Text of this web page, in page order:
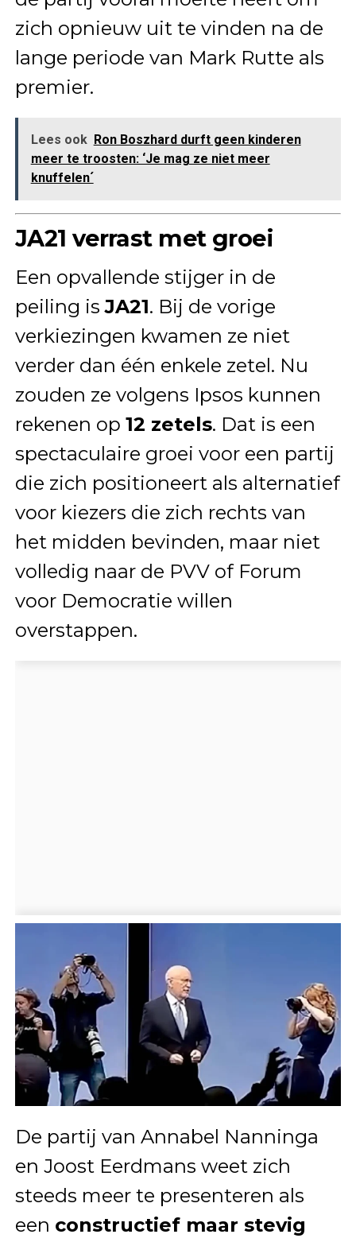
zich opnieuw uit te vinden na de
lange periode van Mark Rutte als
premier.
Lees ook Ron Boszhard durft geen kinderen
meer te troosten: ‘Je mag ze niet meer
knuffelen´
JA21 verrast met groei
Een opvallende stijger in de
peiling isJA21. Bij de vorige
verkiezingen kwamen ze niet
verder dan één enkele zetel. Nu
zouden ze volgens Ipsos kunnen
rekenen op 12 zetels. Dat is een
spectaculaire groei voor een partij
die zich positioneert als alternatief
voor kiezers die zich rechts van
het midden bevinden, maar niet
volledig naar de PVV of Forum
voor Democratie willen
overstappen.
De partij van Annabel Nanninga
en Joost Eerdmans weet zich
steeds meer te presenteren als
een constructief maar stevig